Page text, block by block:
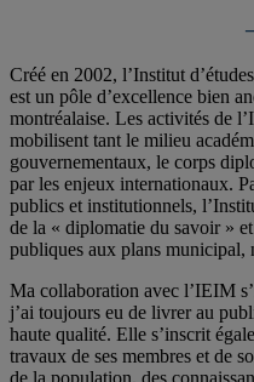
Créé en 2002, l’Institut
est un pôle d’excellence bien
montréalaise. Les activités de
mobilisent tant le milieu
gouvernementaux, le corps
par les enjeux internationaux.
publics et institutionnels,
de la « diplomatie du savoir »
publiques aux plans municipal,
Ma collaboration avec l’IEIM
j’ai toujours eu de livrer au
haute qualité. Elle s’inscrit
travaux de ses membres et de